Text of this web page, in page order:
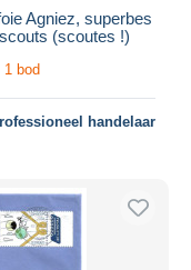
Agniez, superbes
(scoutes !)
1 bod
handelaar